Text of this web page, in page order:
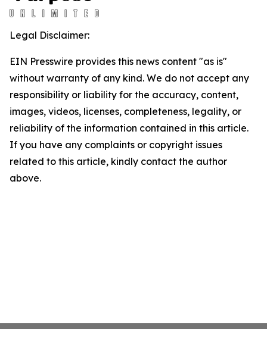
Legal Disclaimer:
EIN Presswire provides this news content "as is"
without warranty of any kind. We do not accept any
responsibility or liability for the accuracy, content,
images, videos, licenses, completeness, legality, or
reliability of the information contained in this article.
If you have any complaints or copyright issues
related to this article, kindly contact the author
above.